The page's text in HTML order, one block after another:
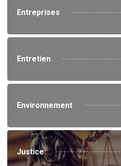
Entreprises
Entretien
Environnement
Justice